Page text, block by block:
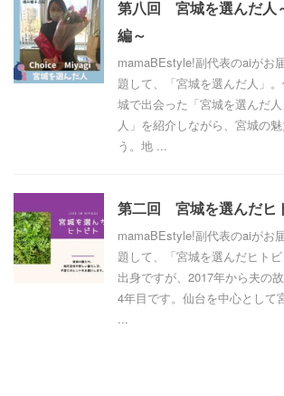
第八回 宮城を選んだ人
編～
mamaBEstyle!副代表のaiがお
題して、「宮城を選んだ人」
城で出会った「宮城を選んだ
人」を紹介しながら、宮城の
う。地 ...
第二回 宮城を選んだヒ
mamaBEstyle!副代表のaiがお
題して、「宮城を選んだヒト
出身ですが、2017年から夫の
4年目です。仙台を中心として
...